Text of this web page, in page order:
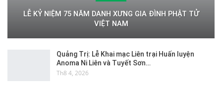
LỄ KỶ NIỆM 75 NĂM DANH XƯNG GIA ĐÌNH PHẬT TỬ
VIỆT NAM
Quảng Trị: Lễ Khai mạc Liên trại Huấn luyện
Anoma Ni Liên và Tuyết Sơn…
Th8 4, 2026